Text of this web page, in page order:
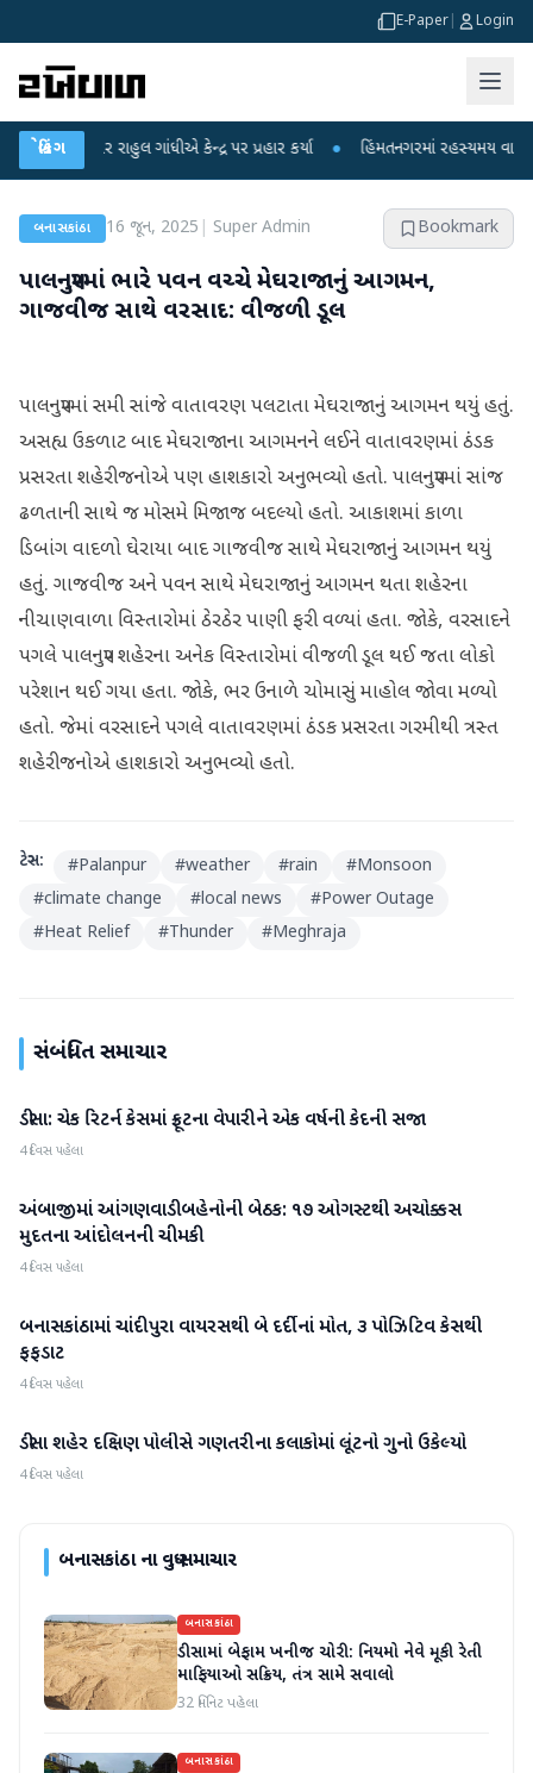
E-Paper Login
બ્રેકિંગ
પર રાહુલ ગાંધીએ કેન્દ્ર પર પ્રહાર કર્યા ● હિંમતનગરમાં રહસ્યમય વાયરસ કે
બનાસકાંઠા 16 જૂન, 2025 Super Admin Bookmark
પાલનપુરમાં ભારે પવન વચ્ચે મેઘરાજાનું આગમન,
ગાજવીજ સાથે વરસાદ: વીજળી ડૂલ
પાલનપુરમાં સમી સાંજે વાતાવરણ પલટાતા મેઘરાજાનું આગમન થયું હતું.
અસહ્ય ઉકળાટ બાદ મેઘરાજાના આગમનને લઈને વાતાવરણમાં ઠંડક
પ્રસરતા શહેરીજનોએ પણ હાશકારો અનુભવ્યો હતો. પાલનપુરમાં સાંજ
ઢળતાની સાથે જ મોસમે મિજાજ બદલ્યો હતો. આકાશમાં કાળા
ડિબાંગ વાદળો ઘેરાયા બાદ ગાજવીજ સાથે મેઘરાજાનું આગમન થયું
હતું. ગાજવીજ અને પવન સાથે મેઘરાજાનું આગમન થતા શહેરના
નીચાણવાળા વિસ્તારોમાં ઠેરઠેર પાણી ફરી વળ્યાં હતા. જોકે, વરસાદને
પગલે પાલનપુર શહેરના અનેક વિસ્તારોમાં વીજળી ડૂલ થઈ જતા લોકો
પરેશાન થઈ ગયા હતા. જોકે, ભર ઉનાળે ચોમાસું માહોલ જોવા મળ્યો
હતો. જેમાં વરસાદને પગલે વાતાવરણમાં ઠંડક પ્રસરતા ગરમીથી ત્રસ્ત
શહેરીજનોએ હાશકારો અનુભવ્યો હતો.
ટેગ્સ: #Palanpur #weather #rain #Monsoon
#climate change #local news #Power Outage
#Heat Relief #Thunder #Meghraja
સંબંધિત સમાચાર
બનાસકાંઠા
ડીસા: ચેક રિટર્ન કેસમાં ફ્રૂટના વેપારીને એક વર્ષની કેદની સજા
4 દિવસ પહેલા
બનાસકાંઠા
અંબાજીમાં આંગણવાડી બહેનોની બેઠક: ૧૭ ઓગસ્ટથી અચોક્કસ
મુદતના આંદોલનની ચીમકી
4 દિવસ પહેલા
બનાસકાંઠા
બનાસકાંઠામાં ચાંદીપુરા વાયરસથી બે દર્દીનાં મોત, ૩ પોઝિટિવ કેસથી
ફફડાટ
4 દિવસ પહેલા
બનાસકાંઠા
ડીસા શહેર દક્ષિણ પોલીસે ગણતરીના કલાકોમાં લૂંટનો ગુનો ઉકેલ્યો
4 દિવસ પહેલા
બનાસકાંઠાના વધુ સમાચાર
બનાસકાંઠા
ડીસામાં બેફામ ખનીજ ચોરી: નિયમો નેવે મૂકી રેતી
માફિયાઓ સક્રિય, તંત્ર સામે સવાલો
32 મિનિટ પહેલા
બનાસકાંઠા